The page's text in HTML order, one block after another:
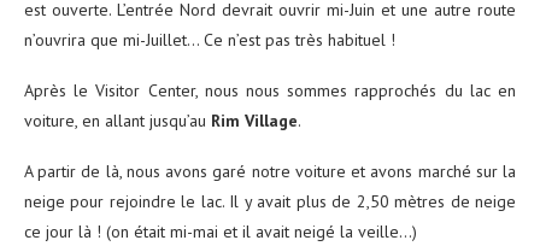
est ouverte. L’entrée Nord devrait ouvrir mi-Juin et une autre route
n’ouvrira que mi-Juillet… Ce n’est pas très habituel !
Après le Visitor Center, nous nous sommes rapprochés du lac en
voiture, en allant jusqu’au Rim Village.
A partir de là, nous avons garé notre voiture et avons marché sur la
neige pour rejoindre le lac. Il y avait plus de 2,50 mètres de neige
ce jour là ! (on était mi-mai et il avait neigé la veille…)